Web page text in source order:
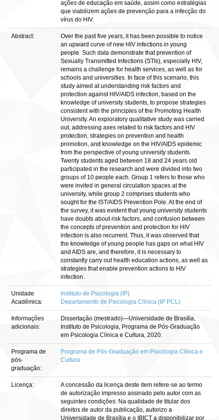
ações de educação em saúde, assim como estratégias
que viabilizem ações de prevenção para a infecção do
vírus do HIV.
Abstract:
Over the past five years, it has been possible to notice
an upward curve of new HIV infections in young
people. Such data demonstrate that prevention of
Sexually Transmitted Infections (STIs), especially HIV,
remains a challenge for health services, as well as for
schools and universities. In face of this scenario, this
study aimed at understanding risk factors and
protection against HIV/AIDS infection, based on the
knowledge of university students, to propose strategies
consistent with the principles of the Promoting Health
University. An exploratory qualitative study was carried
out, addressing axes related to risk factors and HIV
protection, strategies on prevention and health
promotion, and knowledge on the HIV/AIDS epidemic
from the perspective of young university students.
Twenty students aged between 18 and 24 years old
participated in the research and were divided into two
groups of 10 people each. Group 1 refers to those who
were invited in general circulation spaces at the
university, while group 2 comprises students who
sought for the IST/AIDS Prevention Pole. At the end of
the survey, it was evident that young university students
have doubts about risk factors, and confusion between
the concepts of prevention and protection for HIV
infection is also recurrent. Thus, it was observed that
the knowledge of young people has gaps on what HIV
and AIDS are, and therefore, it is necessary to
constantly carry out health education actions, as well as
strategies that enable prevention actions to HIV
infection.
Unidade
Acadêmica:
Instituto de Psicologia (IP)
Departamento de Psicologia Clínica (IP PCL)
Informações
adicionais:
Dissertação (mestrado)—Universidade de Brasília,
Instituto de Psicologia, Programa de Pós-Graduação
em Psicologia Clínica e Cultura, 2020.
Programa de
pós-
graduação:
Programa de Pós-Graduação em Psicologia Clínica e
Cultura
Licença:
A concessão da licença deste item refere-se ao termo
de autorização impresso assinado pelo autor com as
seguintes condições: Na qualidade de titular dos
direitos de autor da publicação, autorizo a
Universidade de Brasília e o IBICT a disponibilizar por